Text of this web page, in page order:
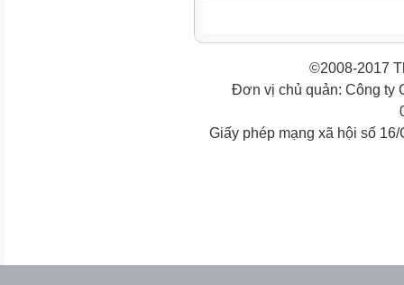
©2008-2017
Đơn vị chủ quản: Công ty
Giấy phép mạng xã hội số